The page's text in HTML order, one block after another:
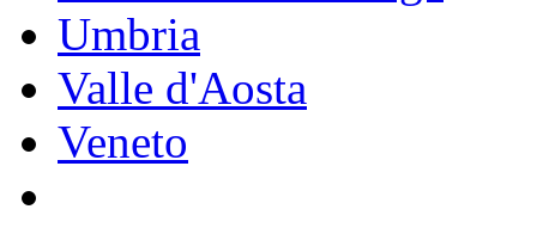
Umbria
Valle d'Aosta
Veneto